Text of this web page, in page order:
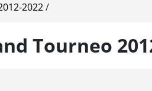
2022/
Tourneo